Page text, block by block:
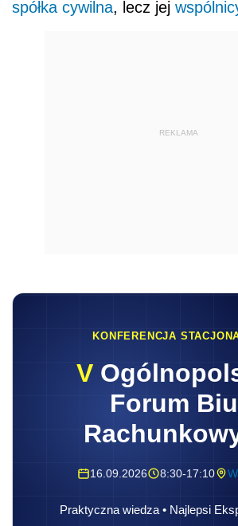
spółka cywilna, lecz jej
REKLAMA
KONFERENCJA
V
Forum
16.09.2026 8:30-17:10
Praktyczna wiedza • Najlepsi